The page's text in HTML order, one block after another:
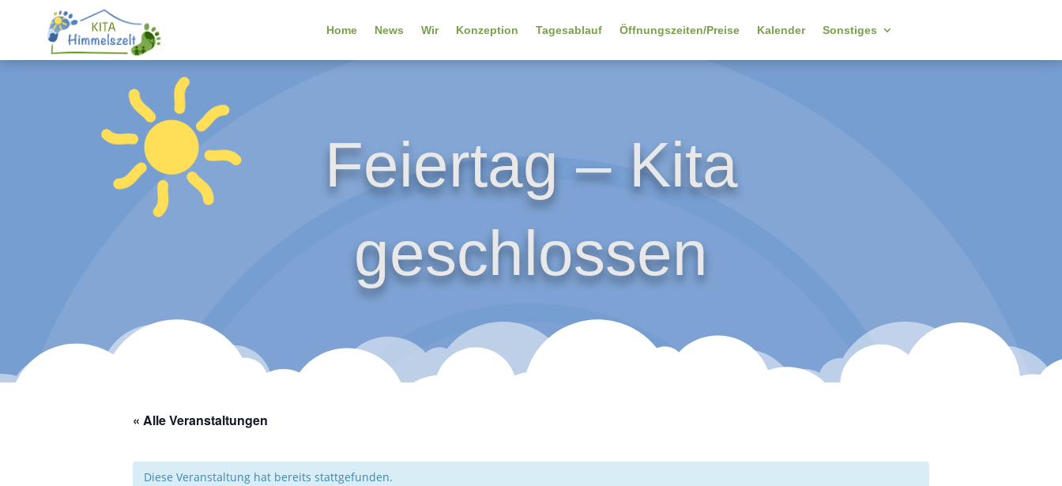
Home News Wir Konzeption Tagesablauf Öffnungszeiten/Preise Kalender Sonstiges
Feiertag – Kita
geschlossen
« Alle Veranstaltungen
Diese Veranstaltung hat bereits stattgefunden.